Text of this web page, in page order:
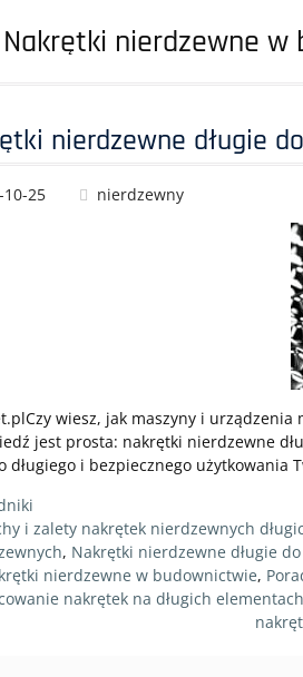
Nakrętki nierdzewne w
nierdzewne długie
10-25 nierdzewny
wiesz, jak maszyny i
jest prosta: nakrętki nierdzewne
długiego i bezpiecznego użytkowania
i zalety nakrętek nierdzewnych
, Nakrętki nierdzewne długie
nierdzewne w budownictwie,
nakrętek na długich elementach